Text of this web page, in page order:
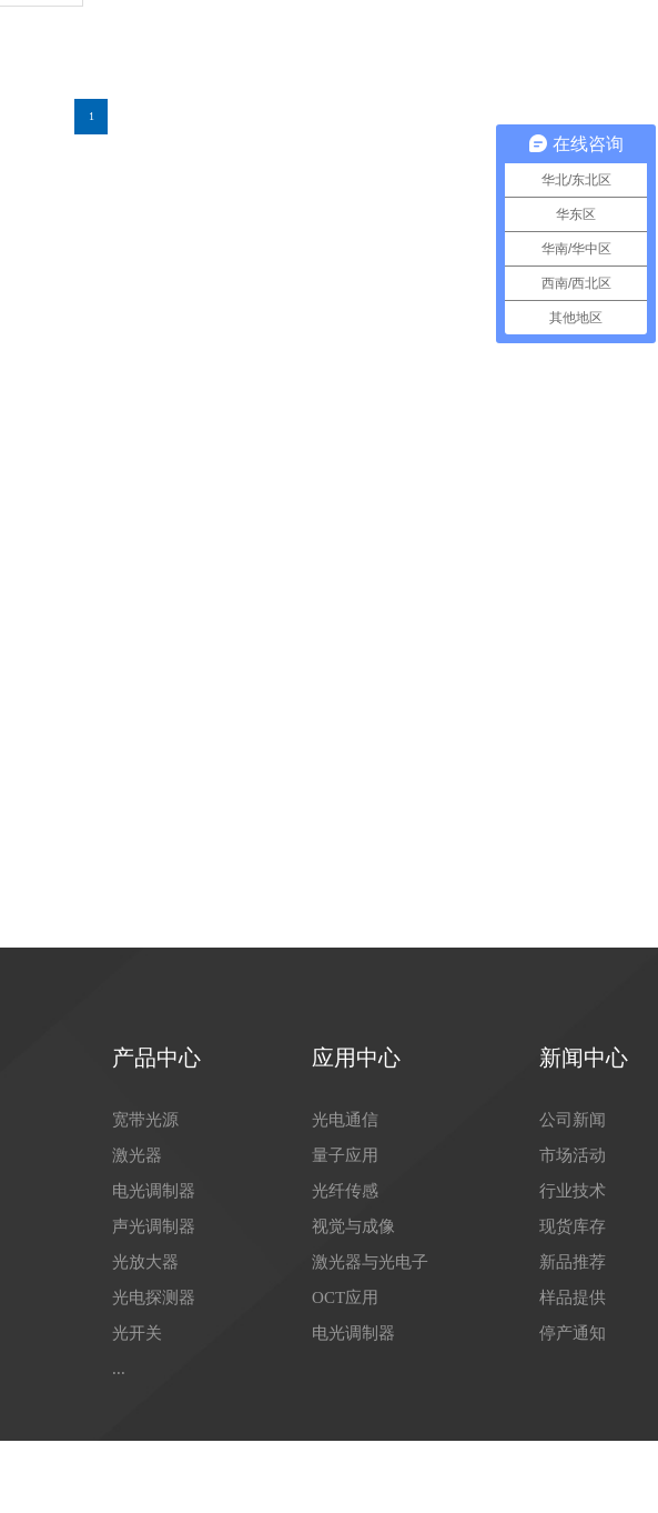
1
产品中心
宽带光源
激光器
电光调制器
声光调制器
光放大器
光电探测器
光开关
...
应用中心
光电通信
量子应用
光纤传感
视觉与成像
激光器与光电子
OCT应用
电光调制器
新闻中心
公司新闻
市场活动
行业技术
现货库存
新品推荐
样品提供
停产通知
在线咨询
华北/东北区
华东区
华南/华中区
西南/西北区
其他地区